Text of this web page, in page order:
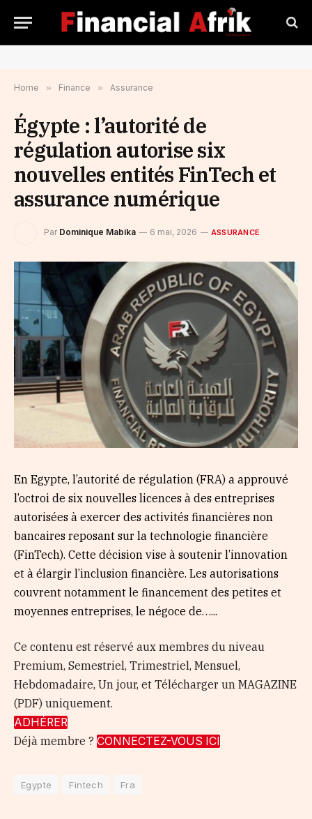
Home » Finance » Assurance
Égypte : l’autorité de
régulation autorise six
nouvelles entités FinTech et
assurance numérique
Par Dominique Mabika 6 mai, 2026 ASSURANCE
En Egypte, l’autorité de régulation (FRA) a approuvé
l’octroi de six nouvelles licences à des entreprises
autorisées à exercer des activités financières non
bancaires reposant sur la technologie financière
(FinTech). Cette décision vise à soutenir l’innovation
et à élargir l’inclusion financière. Les autorisations
couvrent notamment le financement des petites et
moyennes entreprises, le négoce de…...
Ce contenu est réservé aux membres du niveau
Premium, Semestriel, Trimestriel, Mensuel,
Hebdomadaire, Un jour, et Télécharger un MAGAZINE
(PDF) uniquement.
ADHÉRER
Déjà membre ? CONNECTEZ-VOUS ICI
Egypte Fintech Fra